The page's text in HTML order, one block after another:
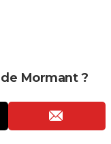
Mormant ?